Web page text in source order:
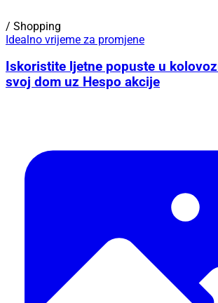
/ Shopping
Idealno vrijeme za promjene
Iskoristite ljetne popuste u
svoj dom uz Hespo akcije